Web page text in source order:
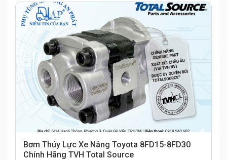
Bơm Thủy Lực Xe Nâng Toyota 8FD15-8FD30
Chính Hãng TVH Total Source